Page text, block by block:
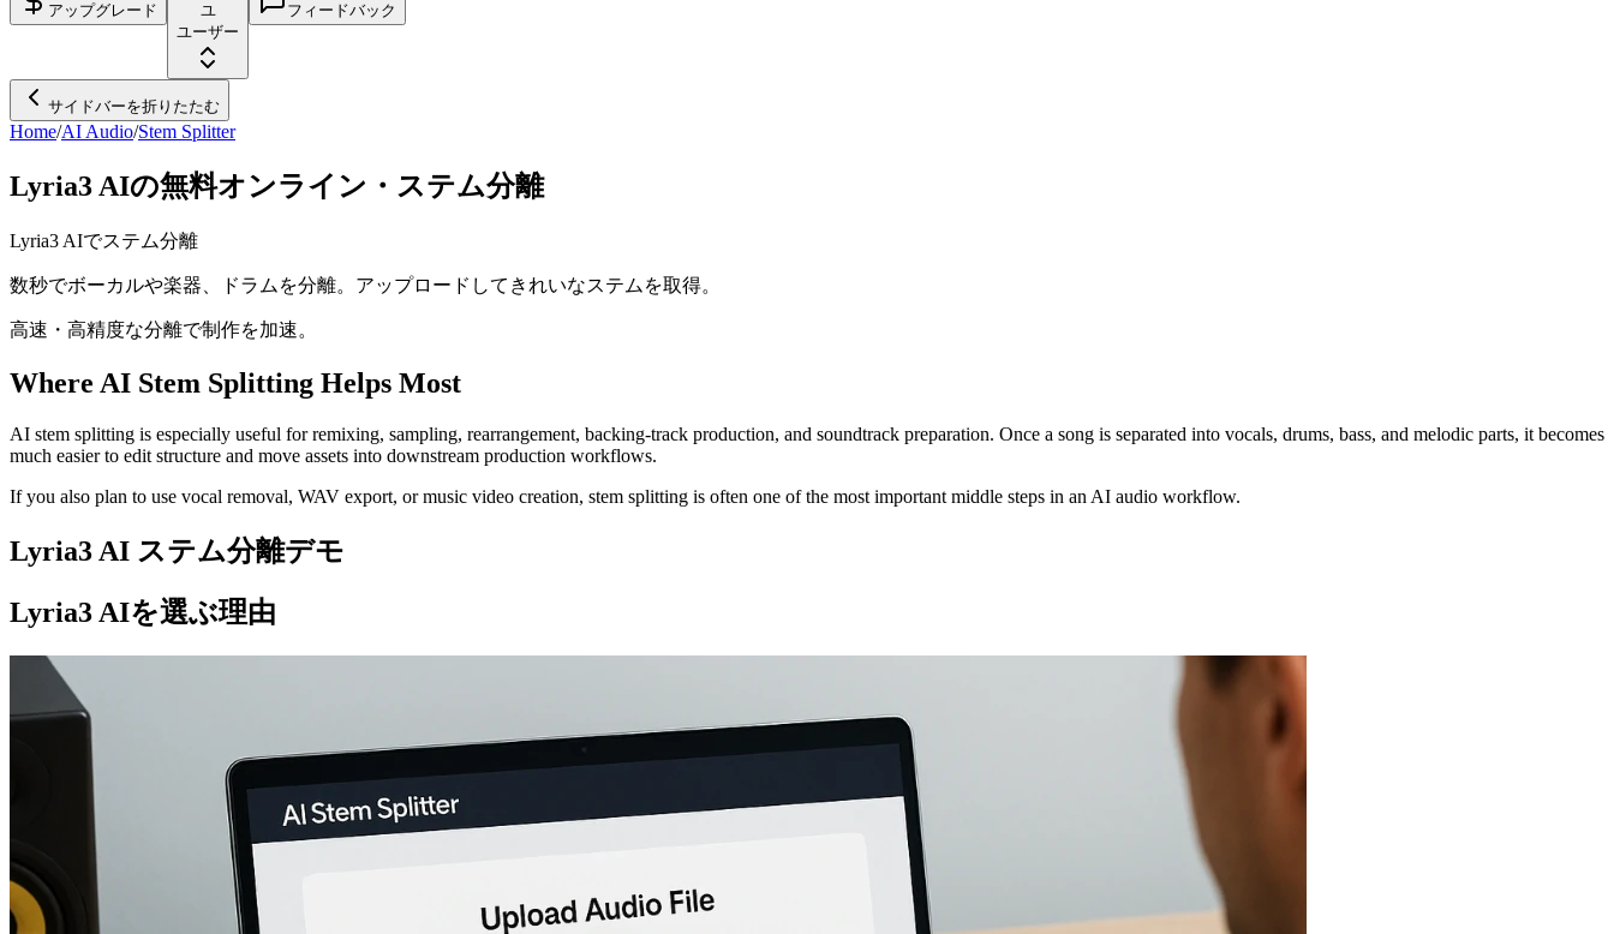
アップグレード
ユ
ユーザー
フィードバック
サイドバーを折りたたむ
Home/AI Audio/Stem Splitter
Lyria3 AIの無料オンライン・ステム分離
Lyria3 AIでステム分離
数秒でボーカルや楽器、ドラムを分離。アップロードしてきれいなステムを取得。
高速・高精度な分離で制作を加速。
Where AI Stem Splitting Helps Most
AI stem splitting is especially useful for remixing, sampling, rearrangement, backing-track production, and soundtrack preparation. Once a song is separated into vocals, drums, bass, and melodic parts, it becomes
much easier to edit structure and move assets into downstream production workflows.
If you also plan to use vocal removal, WAV export, or music video creation, stem splitting is often one of the most important middle steps in an AI audio workflow.
Lyria3 AI ステム分離デモ
Lyria3 AIを選ぶ理由